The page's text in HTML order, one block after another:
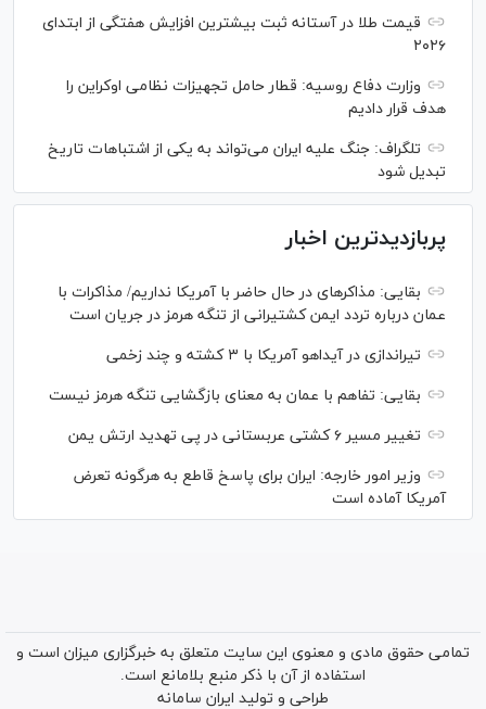
قیمت طلا در آستانه ثبت بیشترین افزایش هفتگی از ابتدای
۲۰۲۶
وزارت دفاع روسیه: قطار حامل تجهیزات نظامی اوکراین را
هدف قرار دادیم
تلگراف: جنگ علیه ایران می‌تواند به یکی از اشتباهات تاریخ
تبدیل شود
پربازدیدترین اخبار
بقایی: مذاکره‎ای در حال حاضر با آمریکا نداریم/ مذاکرات با
عمان درباره تردد ایمن کشتیرانی از تنگه هرمز در جریان است
تیراندازی در آیداهو آمریکا با ۳ کشته و چند زخمی
بقایی: تفاهم با عمان به معنای بازگشایی تنگه هرمز نیست
تغییر مسیر ۶ کشتی عربستانی در پی تهدید ارتش یمن
وزیر امور خارجه: ایران برای پاسخ قاطع به هرگونه تعرض
آمریکا آماده است
تمامی حقوق مادی و معنوی این سایت متعلق به خبرگزاری میزان است و
استفاده از آن با ذکر منبع بلامانع است.
طراحی و تولید ایران سامانه